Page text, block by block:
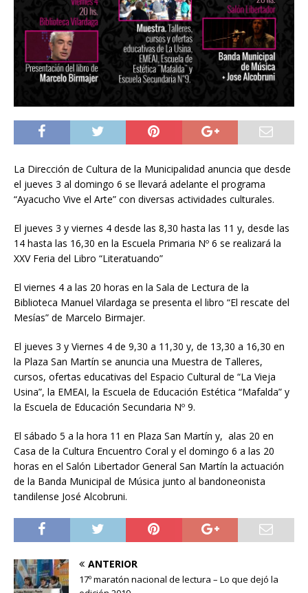
La Dirección de Cultura de la Municipalidad anuncia que desde
el jueves 3 al domingo 6 se llevará adelante el programa
“Ayacucho Vive el Arte” con diversas actividades culturales.
El jueves 3 y viernes 4 desde las 8,30 hasta las 11 y, desde las
14 hasta las 16,30 en la Escuela Primaria Nº 6 se realizará la
XXV Feria del Libro “Literatuando”
El viernes 4 a las 20 horas en la Sala de Lectura de la
Biblioteca Manuel Vilardaga se presenta el libro “El rescate del
Mesías” de Marcelo Birmajer.
El jueves 3 y Viernes 4 de 9,30 a 11,30 y, de 13,30 a 16,30 en
la Plaza San Martín se anuncia una Muestra de Talleres,
cursos, ofertas educativas del Espacio Cultural de “La Vieja
Usina”, la EMEAI, la Escuela de Educación Estética “Mafalda” y
la Escuela de Educación Secundaria Nº 9.
El sábado 5 a la hora 11 en Plaza San Martín y, alas 20 en
Casa de la Cultura Encuentro Coral y el domingo 6 a las 20
horas en el Salón Libertador General San Martín la actuación
de la Banda Municipal de Música junto al bandoneonista
tandilense José Alcobruni.
ANTERIOR
17º maratón nacional de lectura – Lo que dejó la